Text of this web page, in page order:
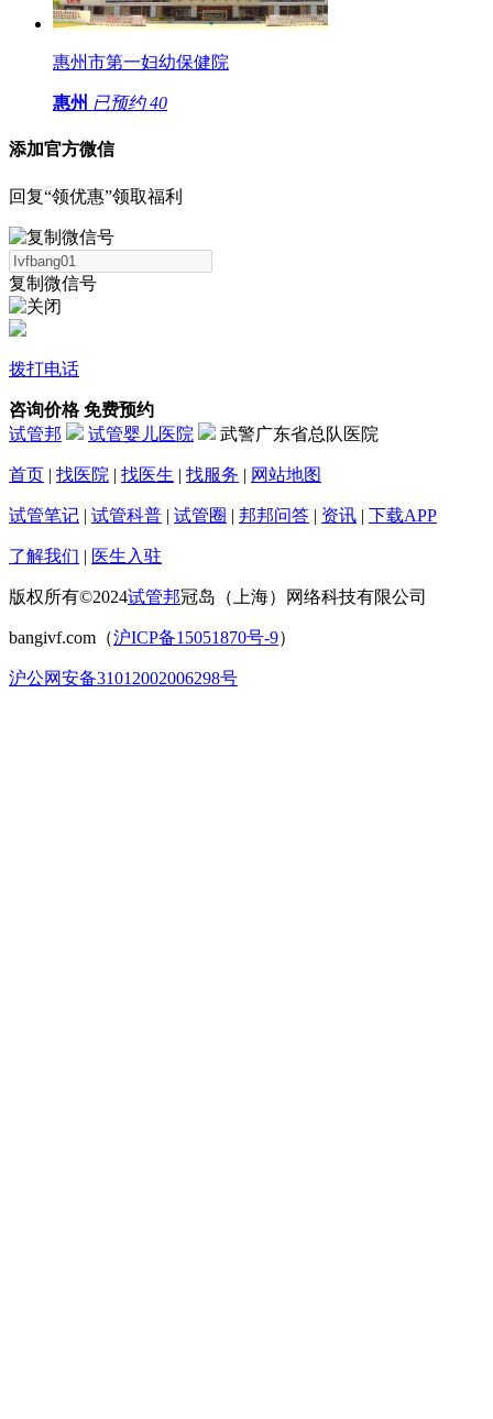
惠州市第一妇幼保健院
惠州 已预约 40
添加官方微信
回复“领优惠”领取福利
复制微信号
拨打电话
咨询价格 免费预约
试管邦
试管婴儿医院 武警广东省总队医院
首页 | 找医院 | 找医生 | 找服务 | 网站地图
试管笔记 | 试管科普 | 试管圈 | 邦邦问答 | 资讯 | 下载APP
了解我们 | 医生入驻
版权所有©2024试管邦冠岛（上海）网络科技有限公司
bangivf.com（沪ICP备15051870号-9）
沪公网安备31012002006298号